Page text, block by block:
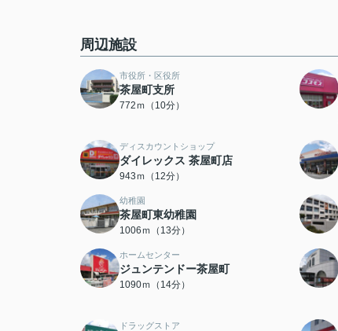
周辺施設
市役所・区役所
茶屋町支所
772ｍ（10分）
ディスカウントショップ
ダイレックス 茶屋町店
943ｍ（12分）
幼稚園
茶屋町東幼稚園
1006ｍ（13分）
ホームセンター
ジュンテンドー茶屋町
1090ｍ（14分）
ドラッグストア